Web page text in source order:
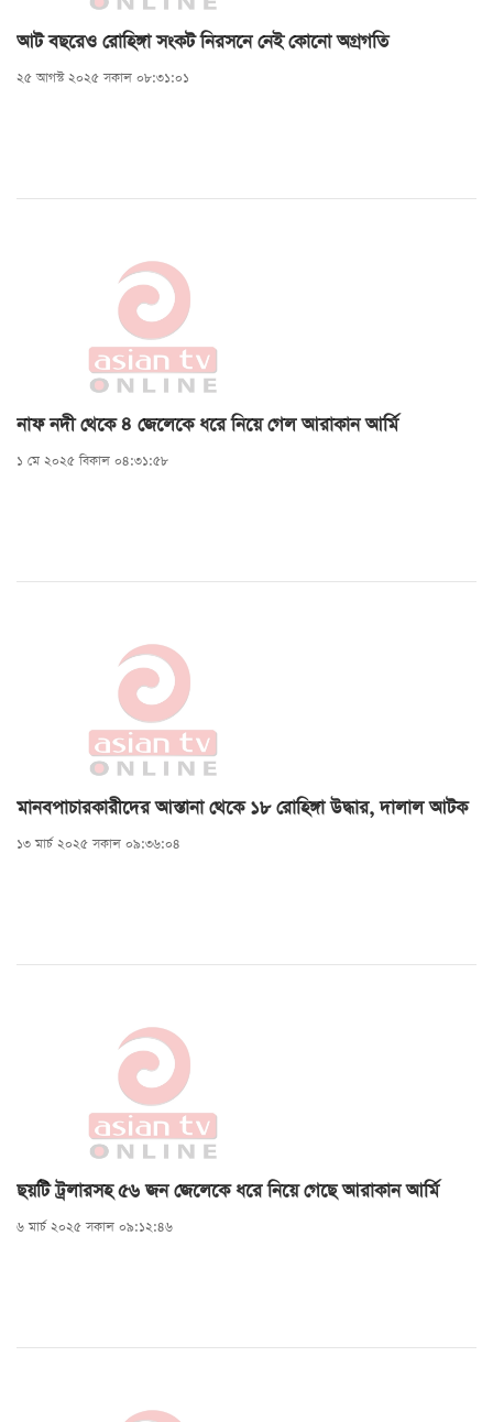
আট বছরেও রোহিঙ্গা সংকট নিরসনে নেই কোনো অগ্রগতি
২৫ আগস্ট ২০২৫ সকাল ০৮:৩১:০১
নাফ নদী থেকে ৪ জেলেকে ধরে নিয়ে গেল আরাকান আর্মি
১ মে ২০২৫ বিকাল ০৪:৩১:৫৮
মানবপাচারকারীদের আস্তানা থেকে ১৮ রোহিঙ্গা উদ্ধার, দালাল আটক
১৩ মার্চ ২০২৫ সকাল ০৯:৩৬:০৪
ছয়টি ট্রলারসহ ৫৬ জন জেলেকে ধরে নিয়ে গেছে আরাকান আর্মি
৬ মার্চ ২০২৫ সকাল ০৯:১২:৪৬